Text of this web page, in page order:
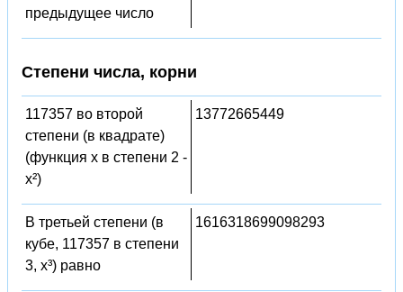
предыдущее число
Степени числа, корни
117357 во второй
степени (в квадрате)
(функция x в степени 2 -
x²)
13772665449
В третьей степени (в
кубе, 117357 в степени
3, x³) равно
1616318699098293